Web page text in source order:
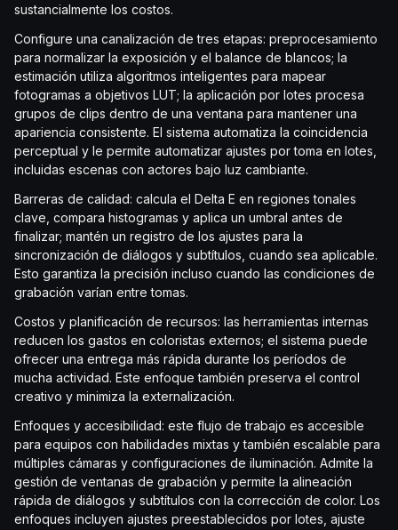
sustancialmente los costos.
Configure una canalización de tres etapas: preprocesamiento
para normalizar la exposición y el balance de blancos; la
estimación utiliza algoritmos inteligentes para mapear
fotogramas a objetivos LUT; la aplicación por lotes procesa
grupos de clips dentro de una ventana para mantener una
apariencia consistente. El sistema automatiza la coincidencia
perceptual y le permite automatizar ajustes por toma en lotes,
incluidas escenas con actores bajo luz cambiante.
Barreras de calidad: calcula el Delta E en regiones tonales
clave, compara histogramas y aplica un umbral antes de
finalizar; mantén un registro de los ajustes para la
sincronización de diálogos y subtítulos, cuando sea aplicable.
Esto garantiza la precisión incluso cuando las condiciones de
grabación varían entre tomas.
Costos y planificación de recursos: las herramientas internas
reducen los gastos en coloristas externos; el sistema puede
ofrecer una entrega más rápida durante los períodos de
mucha actividad. Este enfoque también preserva el control
creativo y minimiza la externalización.
Enfoques y accesibilidad: este flujo de trabajo es accesible
para equipos con habilidades mixtas y también escalable para
múltiples cámaras y configuraciones de iluminación. Admite la
gestión de ventanas de grabación y permite la alineación
rápida de diálogos y subtítulos con la corrección de color. Los
enfoques incluyen ajustes preestablecidos por lotes, ajuste